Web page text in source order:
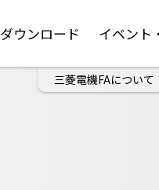
ダウンロード イベント
三菱電機FAについて